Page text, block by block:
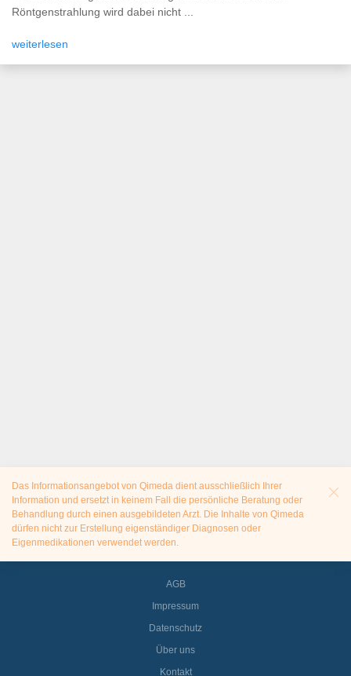
Röntgenstrahlung wird dabei nicht ...
weiterlesen
Das Informationsangebot von Qimeda dient ausschließlich Ihrer
Information und ersetzt in keinem Fall die persönliche Beratung oder
Behandlung durch einen ausgebildeten Arzt. Die Inhalte von Qimeda
dürfen nicht zur Erstellung eigenständiger Diagnosen oder
Eigenmedikationen verwendet werden.
AGB
Impressum
Datenschutz
Über uns
Kontakt